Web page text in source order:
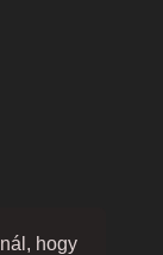
hogy